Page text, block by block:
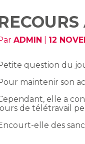
ADMIN 12
question du
maintenir son
elle a
de télétravail
elle des